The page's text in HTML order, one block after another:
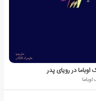
اوباما در رویای پدر
اوباما